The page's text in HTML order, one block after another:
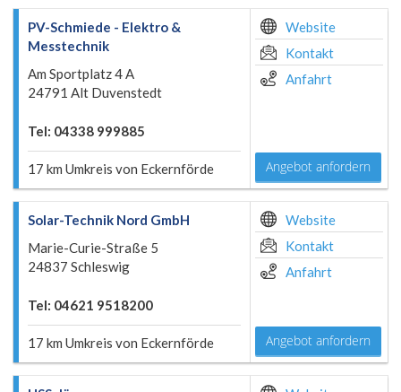
PV-Schmiede - Elektro &
Messtechnik
Am Sportplatz 4 A
24791 Alt Duvenstedt
Tel: 04338 999885
17 km Umkreis von Eckernförde
Website
Kontakt
Anfahrt
Angebot anfordern
Solar-Technik Nord GmbH
Marie-Curie-Straße 5
24837 Schleswig
Tel: 04621 9518200
17 km Umkreis von Eckernförde
Website
Kontakt
Anfahrt
Angebot anfordern